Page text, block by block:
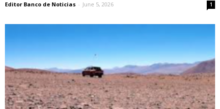
Editor Banco de Noticias - June 5, 2026 1